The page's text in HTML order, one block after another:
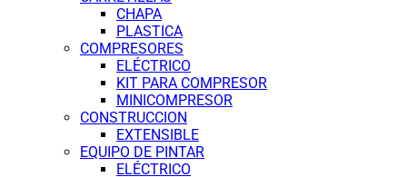
CHAPA
PLASTICA
COMPRESORES
ELÉCTRICO
KIT PARA COMPRESOR
MINICOMPRESOR
CONSTRUCCION
EXTENSIBLE
EQUIPO DE PINTAR
ELÉCTRICO